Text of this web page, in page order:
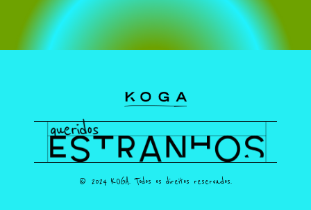
© 2024 KOGA. Todos os direitos reservados.